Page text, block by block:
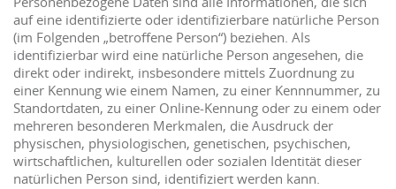
auf eine identifizierte oder identifizierbare natürliche Person
(im Folgenden „betroffene Person“) beziehen. Als
identifizierbar wird eine natürliche Person angesehen, die
direkt oder indirekt, insbesondere mittels Zuordnung zu
einer Kennung wie einem Namen, zu einer Kennnummer, zu
Standortdaten, zu einer Online-Kennung oder zu einem oder
mehreren besonderen Merkmalen, die Ausdruck der
physischen, physiologischen, genetischen, psychischen,
wirtschaftlichen, kulturellen oder sozialen Identität dieser
natürlichen Person sind, identifiziert werden kann.